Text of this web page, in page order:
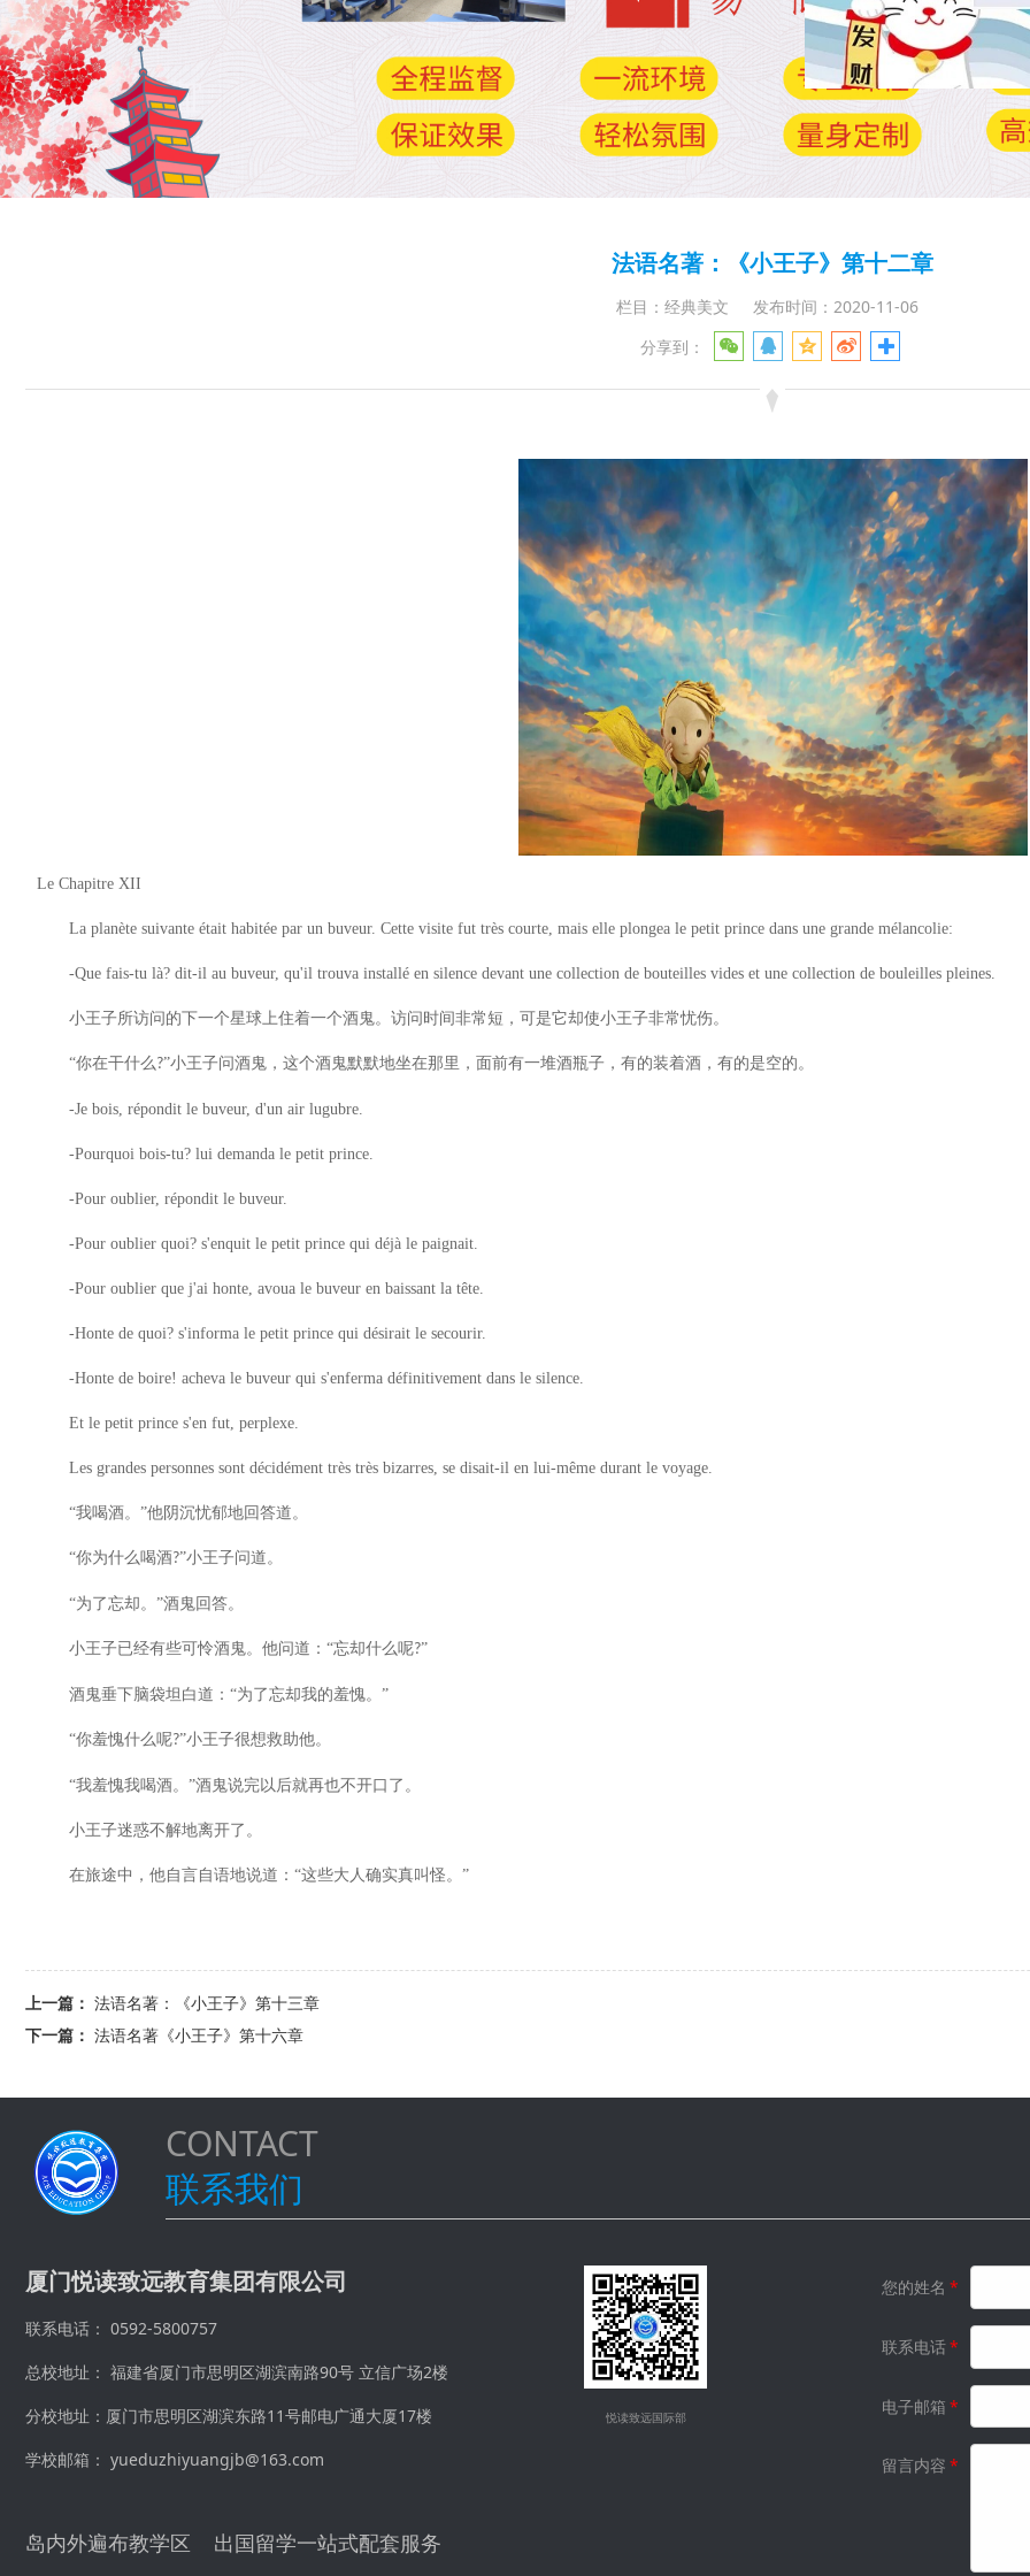
法语名著：《小王子》第十二章
栏目：经典美文
发布时间：2020-11-06
分享到：
Le Chapitre XII
La planète suivante était habitée par un buveur. Cette visite fut très courte, mais elle plongea le petit prince dans une grande mélancolie:
-Que fais-tu là? dit-il au buveur, qu'il trouva installé en silence devant une collection de bouteilles vides et une collection de bouleilles pleines.
小王子所访问的下一个星球上住着一个酒鬼。访问时间非常短，可是它却使小王子非常忧伤。
“你在干什么?”小王子问酒鬼，这个酒鬼默默地坐在那里，面前有一堆酒瓶子，有的装着酒，有的是空的。
-Je bois, répondit le buveur, d'un air lugubre.
-Pourquoi bois-tu? lui demanda le petit prince.
-Pour oublier, répondit le buveur.
-Pour oublier quoi? s'enquit le petit prince qui déjà le paignait.
-Pour oublier que j'ai honte, avoua le buveur en baissant la tête.
-Honte de quoi? s'informa le petit prince qui désirait le secourir.
-Honte de boire! acheva le buveur qui s'enferma définitivement dans le silence.
Et le petit prince s'en fut, perplexe.
Les grandes personnes sont décidément très très bizarres, se disait-il en lui-même durant le voyage.
“我喝酒。”他阴沉忧郁地回答道。
“你为什么喝酒?”小王子问道。
“为了忘却。”酒鬼回答。
小王子已经有些可怜酒鬼。他问道： “忘却什么呢?”
酒鬼垂下脑袋坦白道： “为了忘却我的羞愧。”
“你羞愧什么呢?”小王子很想救助他。
“我羞愧我喝酒。”酒鬼说完以后就再也不开口了。
小王子迷惑不解地离开了。
在旅途中，他自言自语地说道： “这些大人确实真叫怪。”
上一篇： 法语名著：《小王子》第十三章
下一篇： 法语名著《小王子》第十六章
CONTACT
联系我们
厦门悦读致远教育集团有限公司
联系电话： 0592-5800757
总校地址： 福建省厦门市思明区湖滨南路90号 立信广场2楼
分校地址：厦门市思明区湖滨东路11号邮电广通大厦17楼
学校邮箱： yueduzhiyuangjb@163.com
悦读致远国际部
岛内外遍布教学区 出国留学一站式配套服务
您的姓名 *
联系电话*
电子邮箱 *
留言内容 *